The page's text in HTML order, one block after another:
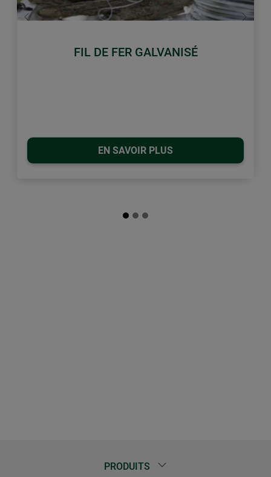
FIL DE FER GALVANISÉ
EN SAVOIR PLUS
retour
PRODUITS